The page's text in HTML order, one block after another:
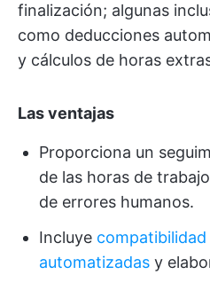
finalización; algunas
como deducciones
y cálculos de horas
Las ventajas
Proporciona un
de las horas de
de errores humanos.
Incluye
automatizadas y